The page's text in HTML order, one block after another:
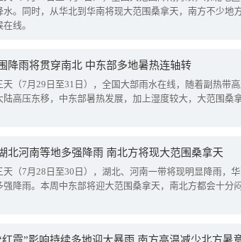
水。同时，从华北到华南将现大范围桑拿天，南方不少地
线。
降雨将贯穿南北 中东部多地暑热连轴转
天（7月29日至31日），全国大部雨水在线，随着副热带
陆高压东移，中东部暑热发展，加上湿度较大，大范围桑
北河南等地多强降雨 南北方将现大范围桑拿天
天（7月28日至30日），湖北、河南一带将现明显降雨，
强降雨。本周中东部将迎大范围桑拿天，南北方都会十分闷